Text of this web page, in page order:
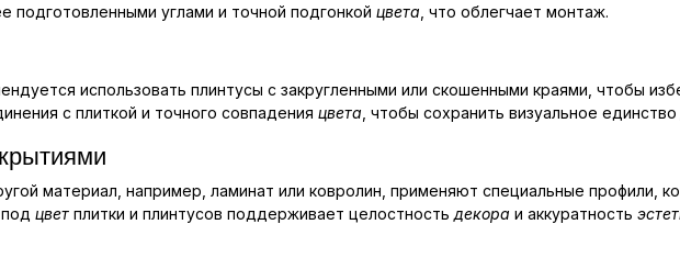
подготовленными углами и точной подгонкой цвета , что облегчает монтаж.
использовать плинтусы с закругленными или скошенными краями, чтобы
с плиткой и точного совпадения цвета , чтобы сохранить визуальное единство
материал, например, ламинат или ковролин, применяют специальные профили,
цвет плитки и плинтусов поддерживает целостность декора и аккуратность